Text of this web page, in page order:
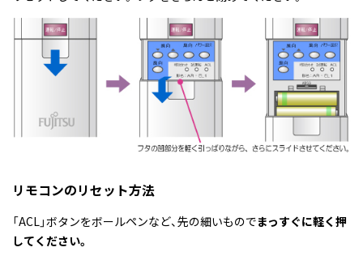
リモコンのリセット方法
「ACL」ボタンをボールペンなど、先の細いものでまっすぐに軽く押
してください。